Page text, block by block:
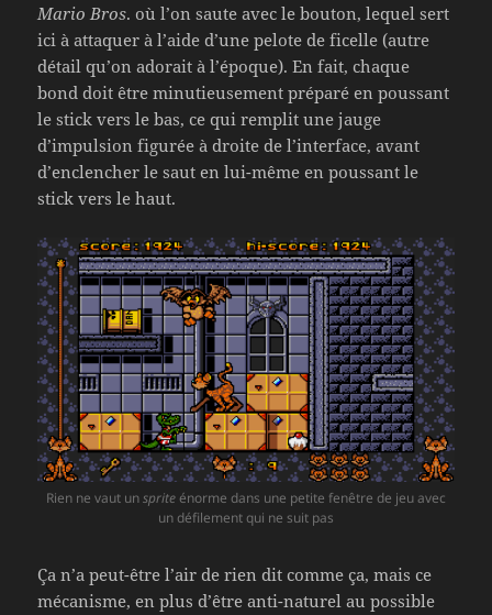
Mario Bros. où l’on saute avec le bouton, lequel sert
ici à attaquer à l’aide d’une pelote de ficelle (autre
détail qu’on adorait à l’époque). En fait, chaque
bond doit être minutieusement préparé en poussant
le stick vers le bas, ce qui remplit une jauge
d’impulsion figurée à droite de l’interface, avant
d’enclencher le saut en lui-même en poussant le
stick vers le haut.
Rien ne vaut unspriteénorme dans une petite fenêtre de jeu avec
un défilement qui ne suit pas
Ça n’a peut-être l’air de rien dit comme ça, mais ce
mécanisme, en plus d’être anti-naturel au possible